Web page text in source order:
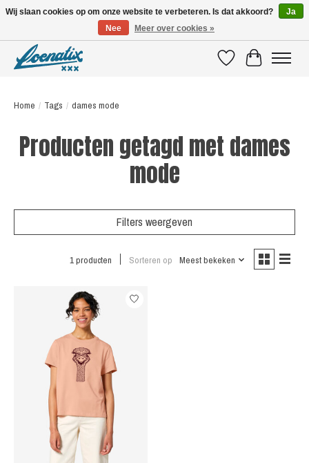
VerlanglijstWinkelwagen
Home / Tags / dames mode
Producten getagd met dames
mode
Filters weergeven
1 producten Sorteren op Meest bekeken
Wij slaan cookies op om onze website te verbeteren. Is dat akkoord?
Ja
Nee
Meer over cookies »